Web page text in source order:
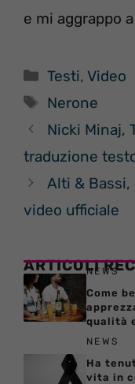
e mi aggrappo
Categorie
Testi,Video
Tag
Nerone
Nicki Minaj,
traduzione
Alti & Bassi,
video ufficiale
ARTICOLINEWS
Come
qualità
NEWS
Ha
vita in